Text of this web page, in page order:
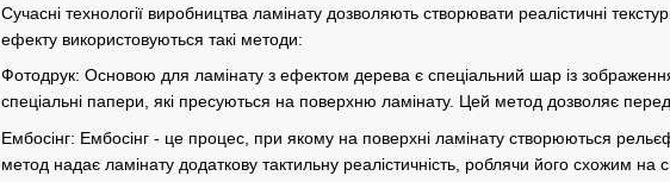
Сучасні технології виробництва ламінату дозволяють створювати реалістичні
ефекту використовуються такі методи:
Фотодрук: Основою для ламінату з ефектом дерева є спеціальний шар із
спеціальні папери, які пресуються на поверхню ламінату. Цей метод дозволяє
Ембосінг: Ембосінг - це процес, при якому на поверхні ламінату створюються
метод надає ламінату додаткову тактильну реалістичність, роблячи його схожим на